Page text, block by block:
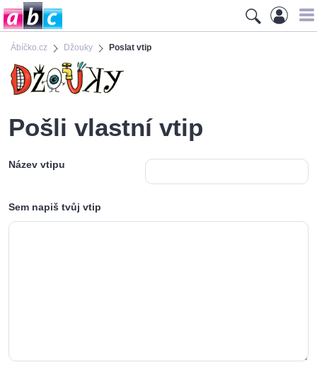
Ábíčko.cz Džouky Poslat vtip
Pošli vlastní vtip
Název vtipu
Sem napiš tvůj vtip